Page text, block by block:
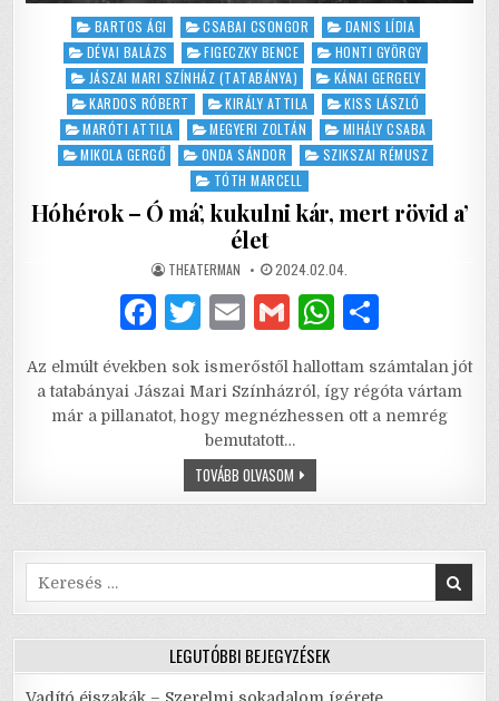
Posted
in
BARTOS ÁGI CSABAI CSONGOR
DANIS LÍDIA
DÉVAI BALÁZS
FIGECZKY BENCE
HONTI GYÖRGY
JÁSZAI MARI SZÍNHÁZ (TATABÁNYA)
KÁNAI GERGELY
KARDOS RÓBERT
KIRÁLY ATTILA
KISS LÁSZLÓ
MARÓTI ATTILA
MEGYERI ZOLTÁN
MIHÁLY CSABA
MIKOLA GERGŐ
ONDA SÁNDOR
SZIKSZAI RÉMUSZ
TÓTH MARCELL
Hóhérok – Ó má’, kukulni kár, mert rövid a’
élet
AUTHOR:
THEATERMAN PUBLISHED
DATE:
2024.02.04.
F
c
e
b
k
T
it
te
r
E
ai
l
G
ai
l
W
at
s
ar
e
Az elmúlt években sok ismerőstől hallottam számtalan jót
a tatabányai Jászai Mari Színházról, így régóta vártam
már a pillanatot, hogy megnézhessen ott a nemrég
bemutatott…
TOVÁBB OLVASOMHÓHÉROK
–
Ó
KÁR,
MERT
ÉLET
Search
for:
LEGUTÓBBI BEJEGYZÉSEK